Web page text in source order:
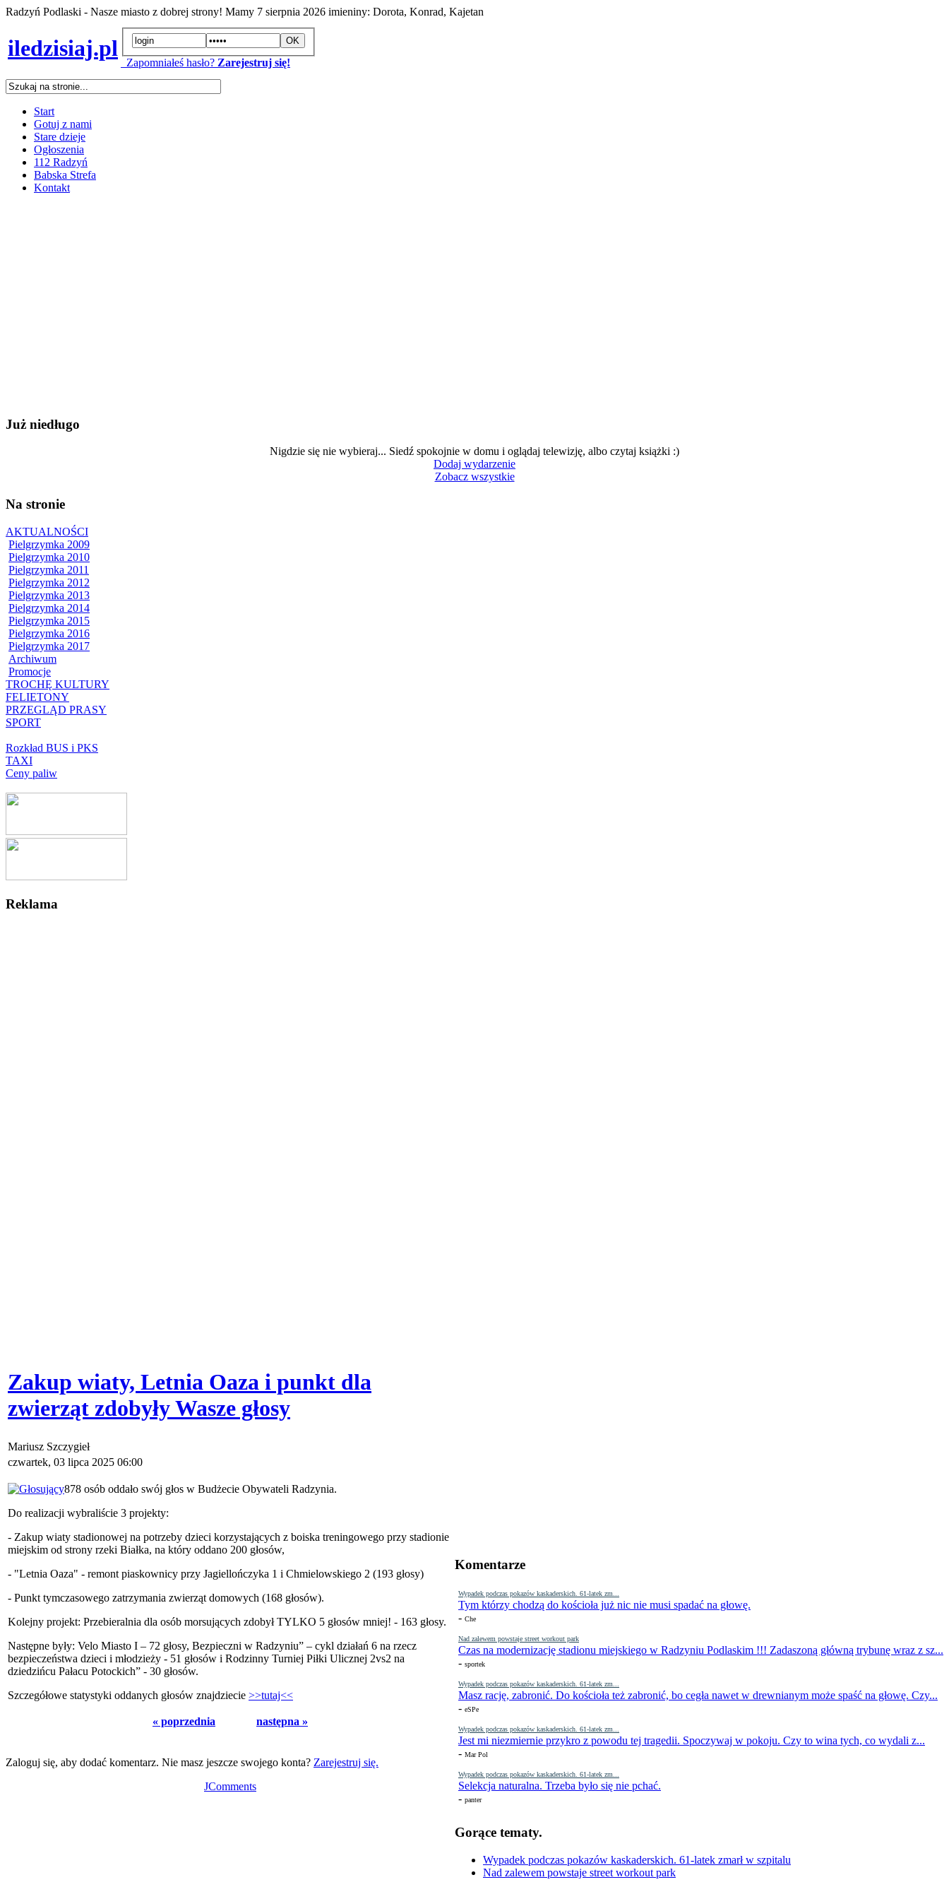
Radzyń Podlaski - Nasze miasto z dobrej strony! Mamy 7 sierpnia 2026 imieniny: Dorota, Konrad, Kajetan
iledzisiaj.pl
Zapomniałeś hasło? Zarejestruj się!
Start
Gotuj z nami
Stare dzieje
Ogłoszenia
112 Radzyń
Babska Strefa
Kontakt
Już niedługo
Nigdzie się nie wybieraj... Siedź spokojnie w domu i oglądaj telewizję, albo czytaj książki :)
Dodaj wydarzenie
Zobacz wszystkie
Na stronie
AKTUALNOŚCI
Pielgrzymka 2009
Pielgrzymka 2010
Pielgrzymka 2011
Pielgrzymka 2012
Pielgrzymka 2013
Pielgrzymka 2014
Pielgrzymka 2015
Pielgrzymka 2016
Pielgrzymka 2017
Archiwum
Promocje
TROCHĘ KULTURY
FELIETONY
PRZEGLĄD PRASY
SPORT
Rozkład BUS i PKS
TAXI
Ceny paliw
Reklama
Komentarze
Wypadek podczas pokazów kaskaderskich. 61-latek zm...
Tym którzy chodzą do kościoła już nic nie musi spadać na głowę.
- Che
Nad zalewem powstaje street workout park
Czas na modernizację stadionu miejskiego w Radzyniu Podlaskim !!! Zadaszoną główną trybunę wraz z sz...
- sportek
Wypadek podczas pokazów kaskaderskich. 61-latek zm...
Masz rację, zabronić. Do kościoła też zabronić, bo cegła nawet w drewnianym może spaść na głowę. Czy...
- eSPe
Wypadek podczas pokazów kaskaderskich. 61-latek zm...
Jest mi niezmiernie przykro z powodu tej tragedii. Spoczywaj w pokoju. Czy to wina tych, co wydali z...
- Mar Pol
Wypadek podczas pokazów kaskaderskich. 61-latek zm...
Selekcja naturalna. Trzeba było się nie pchać.
- panter
Gorące tematy.
Wypadek podczas pokazów kaskaderskich. 61-latek zmarł w szpitalu
Nad zalewem powstaje street workout park
Zakup wiaty, Letnia Oaza i punkt dla
zwierząt zdobyły Wasze głosy
Mariusz Szczygieł
czwartek, 03 lipca 2025 06:00
878 osób oddało swój głos w Budżecie Obywateli Radzynia.
Do realizacji wybraliście 3 projekty:
- Zakup wiaty stadionowej na potrzeby dzieci korzystających z boiska treningowego przy stadionie
miejskim od strony rzeki Białka, na który oddano 200 głosów,
- "Letnia Oaza" - remont piaskownicy przy Jagiellończyka 1 i Chmielowskiego 2 (193 głosy)
- Punkt tymczasowego zatrzymania zwierząt domowych (168 głosów).
Kolejny projekt: Przebieralnia dla osób morsujących zdobył TYLKO 5 głosów mniej! - 163 głosy.
Następne były: Velo Miasto I – 72 głosy, Bezpieczni w Radzyniu” – cykl działań 6 na rzecz
bezpieczeństwa dzieci i młodzieży - 51 głosów i Rodzinny Turniej Piłki Ulicznej 2vs2 na
dziedzińcu Pałacu Potockich” - 30 głosów.
Szczegółowe statystyki oddanych głosów znajdziecie >>tutaj<<
« poprzednia następna »
Zaloguj się, aby dodać komentarz. Nie masz jeszcze swojego konta? Zarejestruj się.
JComments